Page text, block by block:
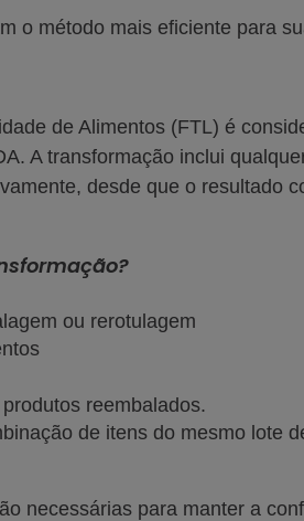
o método mais eficiente para
de Alimentos (FTL) é
A transformação inclui
desde que o resultado
ou rerotulagem
reembalados.
de itens do mesmo lote
necessárias para manter a